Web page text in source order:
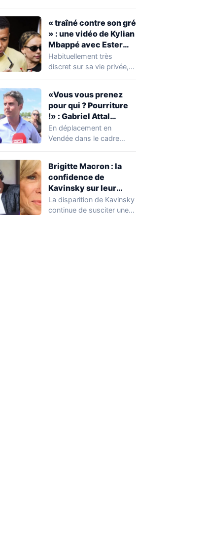
concernant le seuil…
« traîné contre son gré
» : une vidéo de Kylian
Mbappé avec Ester
Expósito en Italie agite
la toile
Habituellement très
discret sur sa vie privée,
«Vous vous prenez
pour qui ? Pourriture
!» : Gabriel Attal
chahuté sur un
campement illégal
En déplacement en
Vendée dans le cadre
occupations…
Brigitte Macron : la
confidence de
Kavinsky sur leur
relation
La disparition de Kavinsky
continue de susciter une